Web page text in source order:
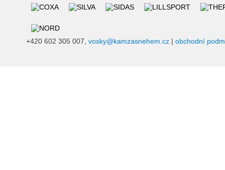
+420 602 305 007, vosky@kamzasnehem.cz | obchodní